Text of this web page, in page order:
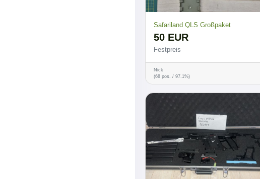
Safariland QLS Großpaket
50 EUR
Festpreis
Nick
(68 pos. / 97.1%)